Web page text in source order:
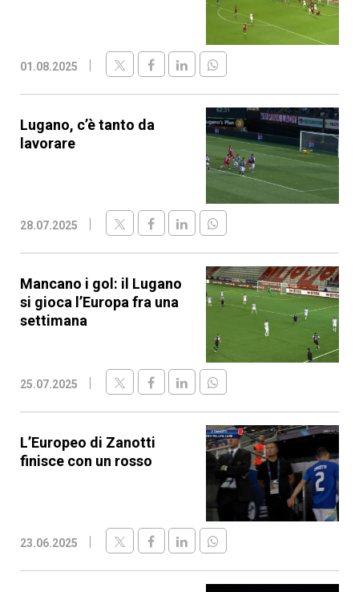
01.08.2025
Lugano, c’è tanto da
lavorare
28.07.2025
Mancano i gol: il Lugano
si gioca l’Europa fra una
settimana
25.07.2025
L’Europeo di Zanotti
finisce con un rosso
23.06.2025